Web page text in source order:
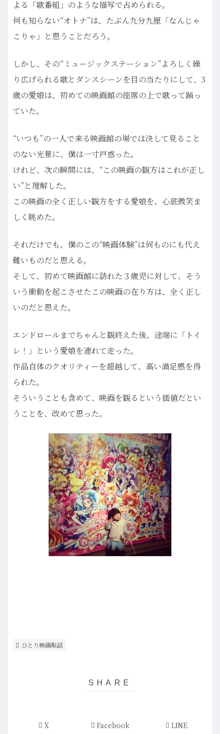
よる「歌番組」のような描写で占められる。
何も知らない“オトナ”は、たぶん九分九厘「なんじゃ
こりゃ」と思うことだろう。
しかし、その“ミュージックステーション”よろしく繰
り広げられる歌とダンスシーンを目の当たりにして、3
歳の愛娘は、初めての映画館の座席の上で歌って踊っ
ていた。
“いつも”の一人で来る映画館の場では決して見ること
のない光景に、僕は一寸戸惑った。
けれど、次の瞬間には、“この映画の観方はこれが正し
い”と理解した。
この映画の全く正しい観方をする愛娘を、心底微笑ま
しく眺めた。
それだけでも、僕のこの“映画体験”は何ものにも代え
難いものだと思える。
そして、初めて映画館に訪れた３歳児に対して、そう
いう衝動を起こさせたこの映画の在り方は、全く正し
いのだと思えた。
エンドロールまでちゃんと観終えた後、途端に「トイ
レ！」という愛娘を連れて走った。
作品自体のクオリティーを超越して、高い満足感を得
られた。
そういうことも含めて、映画を観るという価値だとい
うことを、改めて思った。
ひとり映画駄話
X Facebook LINE